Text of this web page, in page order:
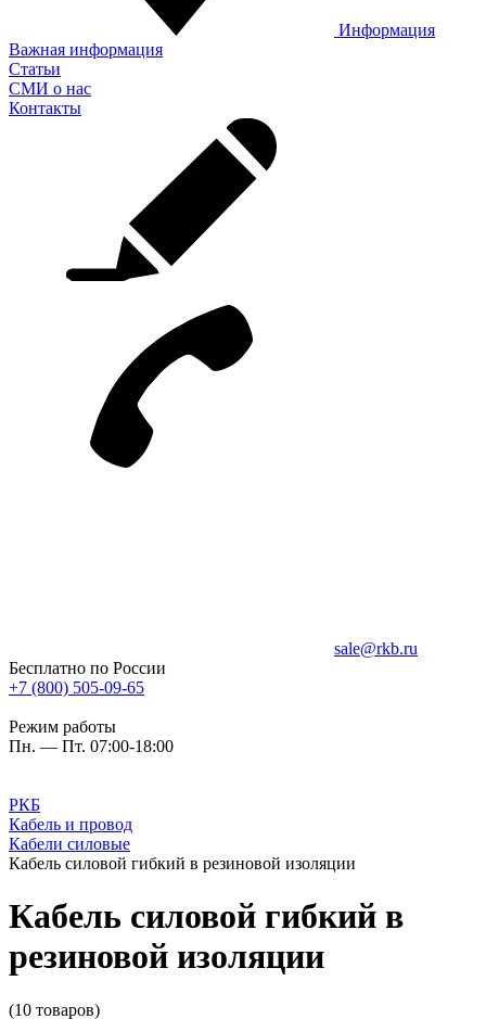
Информация
Важная информация
Статьи
СМИ о нас
Контакты
sale@rkb.ru
Бесплатно по России
+7 (800) 505-09-65
Режим работы
Пн. — Пт. 07:00-18:00
РКБ
Кабель и провод
Кабели силовые
Кабель силовой гибкий в резиновой изоляции
Кабель силовой гибкий в
резиновой изоляции
(10 товаров)